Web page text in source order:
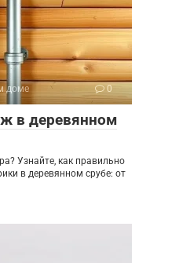
доме 0
в деревянном
Узнайте, как правильно
в деревянном срубе: от